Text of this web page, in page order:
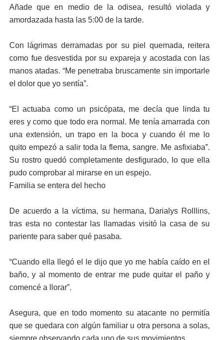
Añade que en medio de la odisea, resultó violada y
amordazada hasta las 5:00 de la tarde.
Con lágrimas derramadas por su piel quemada, reitera
como fue desvestida por su expareja y acostada con las
manos atadas. “Me penetraba bruscamente sin importarle
el dolor que yo sentía”.
“El actuaba como un psicópata, me decía que linda tu
eres y como que todo era normal. Me tenía amarrada con
una extensión, un trapo en la boca y cuando él me lo
quito empezó a salir toda la flema, sangre. Me asfixiaba”.
Su rostro quedó completamente desfigurado, lo que ella
pudo comprobar al mirarse en un espejo.
Familia se entera del hecho
De acuerdo a la víctima, su hermana, Darialys Rolllins,
tras esta no contestar las llamadas visitó la casa de su
pariente para saber qué pasaba.
“Cuando ella llegó el le dijo que yo me había caído en el
baño, y al momento de entrar me pude quitar el paño y
comencé a llorar”.
Asegura, que en todo momento su atacante no permitía
que se quedara con algún familiar u otra persona a solas,
siempre observando cada uno de sus movimientos.